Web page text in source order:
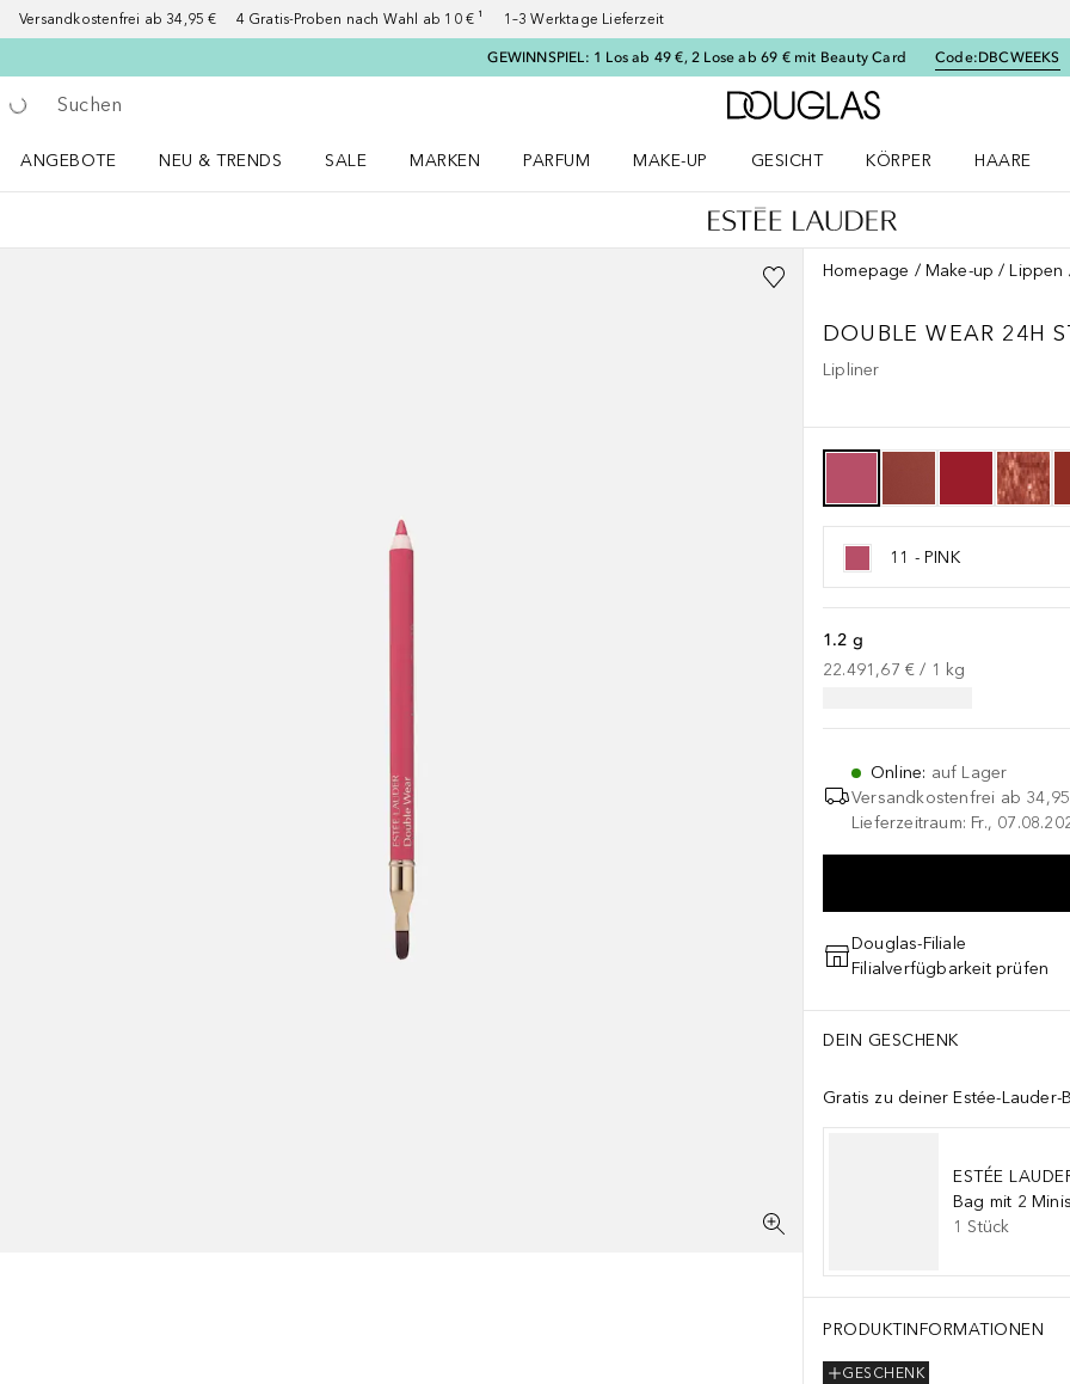
Versandkostenfrei ab 34,95 € 4 Gratis-Proben nach Wahl ab 10 € ¹ 1–3 Werktage Lieferzeit
GEWINNSPIEL: 1 Los ab 49 €, 2 Lose ab 69 € mit Beauty Card Code:DBCWEEKS
Gehe zurück
Suche ausführen
Zur Douglas Startseite
ANGEBOTE
NEU & TRENDS
SALE
MARKEN
PARFUM
MAKE-UP
GESICHT
KÖRPER
HAARE
Homepage Make-up Lippen
DOUBLE WEAR 24H
Lipliner
11 - PINK
1.2 g
22.491,67 € / 1 kg
Online: auf Lager
Versandkostenfrei ab
Lieferzeitraum: Fr.,
Douglas-Filiale
Filialverfügbarkeit prüfen
DEIN GESCHENK
Gratis zu deiner Estée-
ESTÉE
Bag mit 2
1 Stück
PRODUKTINFORMATIONEN
GESCHENK